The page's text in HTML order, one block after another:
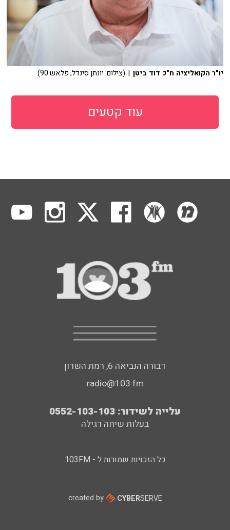
יו"ר הקואליציה ח"כ דוד ביטן | (צילום: יונתן סינדל, פלאש 90)
עוד קטעים
דבורה הנביאה 6, רמת השרון
radio@103.fm
עלייה לשידור: 0552-103-103
בעלות שיחה רגילה
כל הזכויות שמורות ל - 103FM
created by CYBERSERVE